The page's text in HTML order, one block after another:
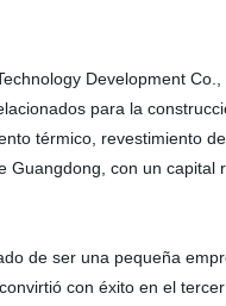
Development
para la
térmico, revestimiento
Guangdong, con un
de ser una pequeña
con éxito en el